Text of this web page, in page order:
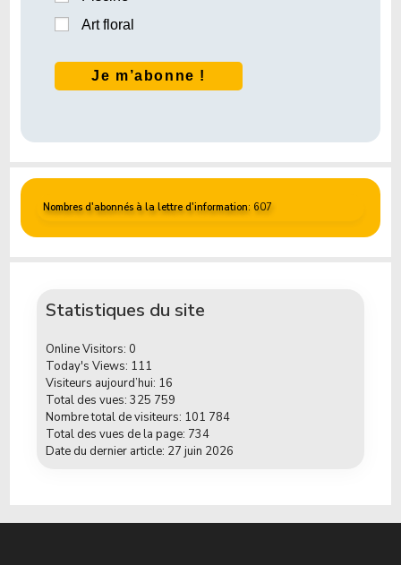
Art floral
Nombres d'abonnés à la lettre d'information: 607
Statistiques du site
Online Visitors: 0
Today's Views: 111
Visiteurs aujourd’hui: 16
Total des vues:325 759
Nombre total de visiteurs: 101 784
Total des vues de la page: 734
Date du dernier article: 27 juin 2026